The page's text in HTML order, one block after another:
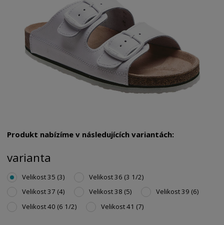
Produkt nabízíme v následujících variantách:
varianta
Velikost 35 (3)
Velikost 36 (3 1/2)
Velikost 37 (4)
Velikost 38 (5)
Velikost 39 (6)
Velikost 40 (6 1/2)
Velikost 41 (7)